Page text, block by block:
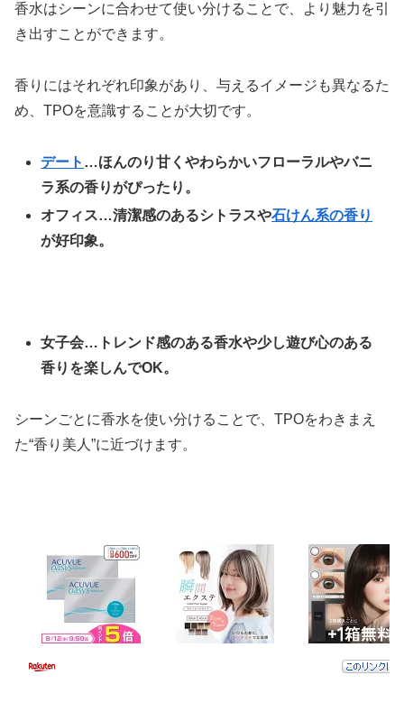
香水はシーンに合わせて使い分けることで、より魅力を引
き出すことができます。
香りにはそれぞれ印象があり、与えるイメージも異なるた
め、TPOを意識することが大切です。
デート …ほんのり甘くやわらかいフローラルやバニ
ラ系の香りがぴったり。
オフィス…清潔感のあるシトラスや石けん系の香り
が好印象。
女子会…トレンド感のある香水や少し遊び心のある
香りを楽しんでOK。
シーンごとに香水を使い分けることで、TPOをわきまえ
た“香り美人”に近づけます。